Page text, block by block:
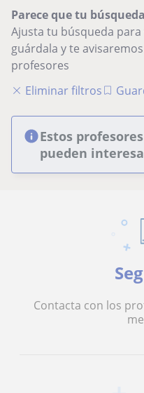
Parece que tu
Ajusta tu búsqueda
guárdala y te
profesores
Eliminar filtros
Estos
pueden
Contacta con los